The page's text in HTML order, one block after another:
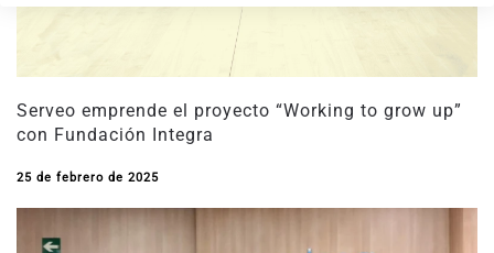
Serveo emprende el proyecto “Working to grow up”
con Fundación Integra
25 de febrero de 2025